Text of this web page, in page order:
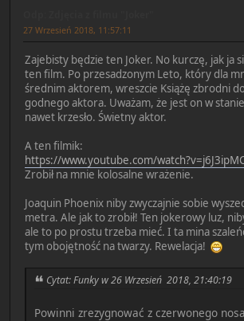
27 Wrzesień 2018, 11:57:11
Zajebisty będzie ten Joker. No kurczę, jak ja
ten film. Po przesadzonym Leto, który dla
średnim aktorem, wreszcie Książę zbrodni
godnego aktora. Uważam, że jest on w
nawet krzesło. Świetny aktor.
A ten filmik:
https://www.youtube.com/
Zrobił na mnie kolosalne wrażenie.
Joaquin Phoenix niby zwyczajnie sobie
metra. Ale jak to zrobił! Ten jokerowy luz,
ale to po prostu trzeba mieć. I ta mina
tym obojętność na twarzy. Rewelacja!
Cytat: Funky w 26 Wrzesień 2018, 21:40:19
Powinni zrezygnować z czerwonego